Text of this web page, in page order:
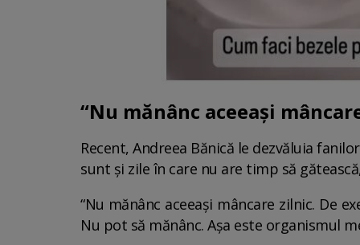
“Nu mănânc aceeași
Recent, Andreea Bănică le dezvăluia
sunt și zile în care nu are timp să
“Nu mănânc aceeași mâncare zilnic. De
Nu pot să mănânc. Așa este organismul